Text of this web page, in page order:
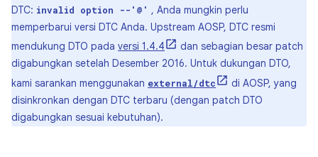
DTC: invalid option --'@' , Anda mungkin perlu
memperbarui versi DTC Anda. Upstream AOSP, DTC resmi
mendukung DTO pada versi 1.4.4
dan sebagian besar patch
digabungkan setelah Desember 2016. Untuk dukungan DTO,
kami sarankan menggunakan external/dtc
di AOSP, yang
disinkronkan dengan DTC terbaru (dengan patch DTO
digabungkan sesuai kebutuhan).